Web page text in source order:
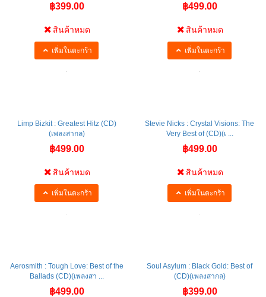
฿399.00
สินค้าหมด
เพิ่มในตะกร้า
฿499.00
สินค้าหมด
เพิ่มในตะกร้า
Limp Bizkit : Greatest Hitz (CD)
(เพลงสากล)
฿499.00
สินค้าหมด
เพิ่มในตะกร้า
Stevie Nicks : Crystal Visions: The
Very Best of (CD)(เ ...
฿499.00
สินค้าหมด
เพิ่มในตะกร้า
Aerosmith : Tough Love: Best of the
Ballads (CD)(เพลงสา ...
Soul Asylum : Black Gold: Best of
(CD)(เพลงสากล)